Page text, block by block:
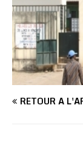
RETOUR À